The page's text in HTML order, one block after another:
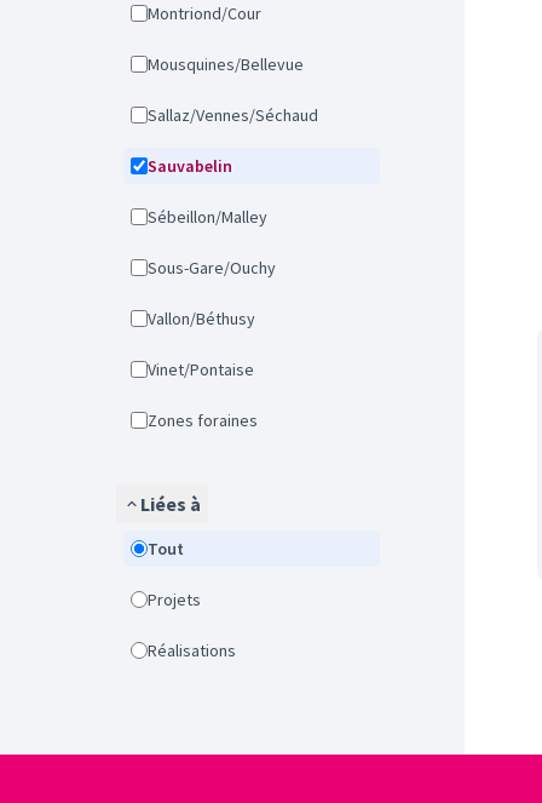
Montriond/Cour
Mousquines/Bellevue
Sallaz/Vennes/Séchaud
Sauvabelin
Sébeillon/Malley
Sous-Gare/Ouchy
Vallon/Béthusy
Vinet/Pontaise
Zones foraines
Liées à
Tout
Projets
Réalisations